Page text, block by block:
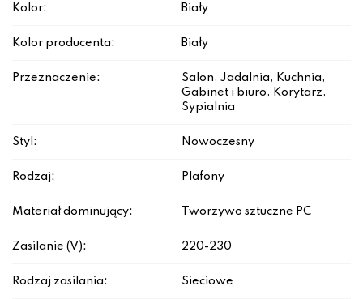
Kolor: Biały
Kolor producenta: Biały
Przeznaczenie:
Salon, Jadalnia, Kuchnia,
Gabinet i biuro, Korytarz,
Sypialnia
Styl: Nowoczesny
Rodzaj: Plafony
Materiał dominujący: Tworzywo sztuczne PC
Zasilanie (V): 220-230
Rodzaj zasilania: Sieciowe